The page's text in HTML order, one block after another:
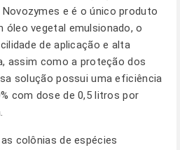
e é o único produto
óleo vegetal emulsionado, o
de aplicação e alta
assim como a proteção dos
solução possui uma eficiência
com dose de 0,5 litros por
colônias de espécies